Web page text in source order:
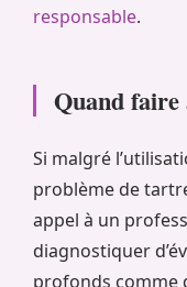
responsable.
Quand faire
Si malgré
problème de
appel à un
diagnostiquer
profonds comme